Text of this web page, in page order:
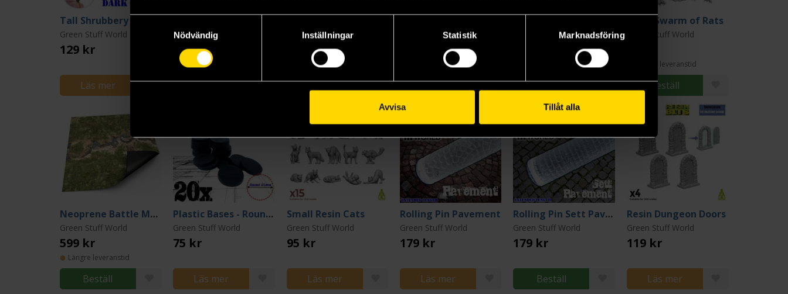
Nödvändig
Inställningar Statistik Marknadsföring
Avvisa Tillåt alla
Green Stuff World
129 kr
Läs mer
Green Stuff World
699 kr
Längre leveranstid
Beställ
Green Stuff World
95 kr
Läs mer
Green Stuff World
Läs mer
Green Stuff World
Längre leveranstid
Beställ
Resin Swarm of Rats
Green Stuff World
Längre leveranstid
Beställ
Neoprene Battle Mat 120*120: Duskriver Meadows
Green Stuff World
599 kr
Längre leveranstid
Beställ
Plastic Bases - Round 25mm BLACK
Green Stuff World
75 kr
Läs mer
Small Resin Cats
Green Stuff World
95 kr
Läs mer
Rolling Pin Pavement
Green Stuff World
179 kr
Läs mer
Rolling Pin Sett Pavement
Green Stuff World
179 kr
Beställ
Resin Dungeon Doors
Green Stuff World
119 kr
Läs mer